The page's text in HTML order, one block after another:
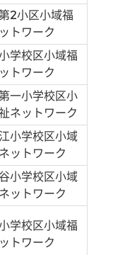
2小区小域福
トワーク
学校区小域福
トワーク
一小学校区小
ネットワーク
小学校区小域
ットワーク
小学校区小域
ットワーク
学校区小域福
トワーク